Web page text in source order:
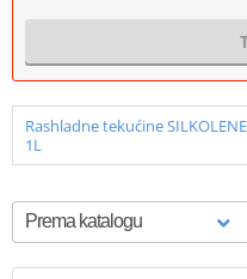
Rashladne tekućine SILKOLENE
1L